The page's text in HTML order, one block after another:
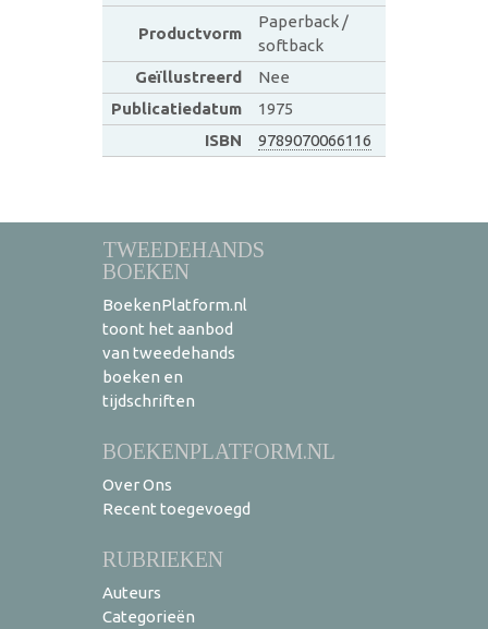
Productvorm
Paperback /
softback
Geïllustreerd
Nee
Publicatiedatum
1975
ISBN
9789070066116
TWEEDEHANDS
BOEKEN
BoekenPlatform.nl
toont het aanbod
van tweedehands
boeken en
tijdschriften
BOEKENPLATFORM.NL
Over Ons
Recent toegevoegd
RUBRIEKEN
Auteurs
Categorieën